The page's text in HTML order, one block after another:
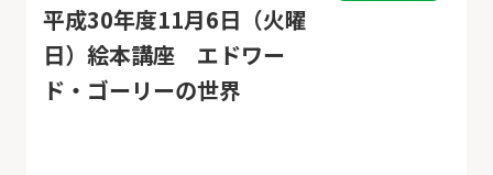
平成30年度11月6日（火曜
日）絵本講座 エドワー
ド・ゴーリーの世界